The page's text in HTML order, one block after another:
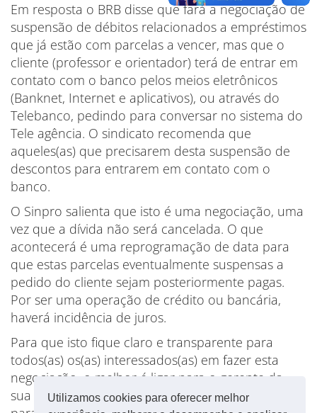
Utilizamos cookies para oferecer melhor
Em resposta o BRB disse que fará a negociação de
suspensão de débitos relacionados a empréstimos
que já estão com parcelas a vencer, mas que o
cliente (professor e orientador) terá de entrar em
contato com o banco pelos meios eletrônicos
(Banknet, Internet e aplicativos), ou através do
Telebanco, pedindo para conversar no sistema do
Tele agência. O sindicato recomenda que
aqueles(as) que precisarem desta suspensão de
descontos para entrarem em contato com o
banco.
O Sinpro salienta que isto é uma negociação, uma
vez que a dívida não será cancelada. O que
acontecerá é uma reprogramação de data para
que estas parcelas eventualmente suspensas a
pedido do cliente sejam posteriormente pagas.
Por ser uma operação de crédito ou bancária,
haverá incidência de juros.
Para que isto fique claro e transparente para
todos(as) os(as) interessados(as) em fazer esta
negociação, o melhor é ligar para o gerente da
sua conta, já que o banco continua funcionando